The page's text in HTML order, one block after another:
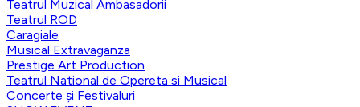
Teatrul Muzical Ambasadorii
Teatrul ROD
Caragiale
Musical Extravaganza
Prestige Art Production
Teatrul National de Opereta si Musical
Concerte și Festivaluri